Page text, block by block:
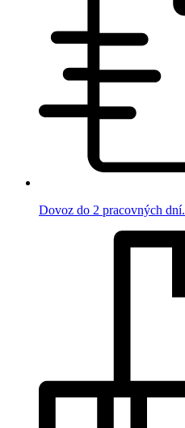
Dovoz do 2 pracovných dní.